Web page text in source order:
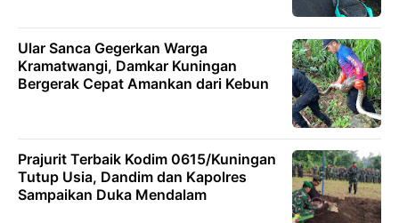
Ular Sanca Gegerkan Warga
Kramatwangi, Damkar Kuningan
Bergerak Cepat Amankan dari Kebun
Prajurit Terbaik Kodim 0615/Kuningan
Tutup Usia, Dandim dan Kapolres
Sampaikan Duka Mendalam